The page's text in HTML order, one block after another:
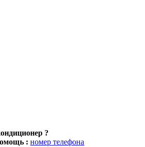
?
: номер телефона